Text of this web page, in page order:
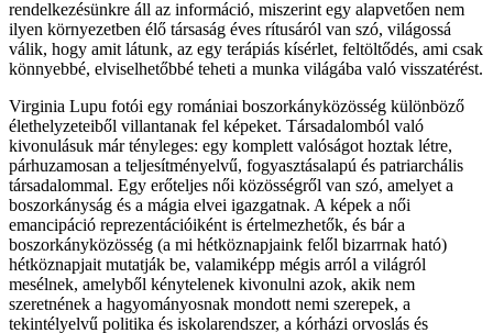
rendelkezésünkre áll az információ, miszerint egy alapvetően nem
ilyen környezetben élő társaság éves rítusáról van szó, világossá
válik, hogy amit látunk, az egy terápiás kísérlet, feltöltődés, ami csak
könnyebbé, elviselhetőbbé teheti a munka világába való visszatérést.
Virginia Lupu fotói egy romániai boszorkányközösség különböző
élethelyzeteiből villantanak fel képeket. Társadalomból való
kivonulásuk már tényleges: egy komplett valóságot hoztak létre,
párhuzamosan a teljesítményelvű, fogyasztásalapú és patriarchális
társadalommal. Egy erőteljes női közösségről van szó, amelyet a
boszorkányság és a mágia elvei igazgatnak. A képek a női
emancipáció reprezentációiként is értelmezhetők, és bár a
boszorkányközösség (a mi hétköznapjaink felől bizarrnak ható)
hétköznapjait mutatják be, valamiképp mégis arról a világról
mesélnek, amelyből kénytelenek kivonulni azok, akik nem
szeretnének a hagyományosnak mondott nemi szerepek, a
tekintélyelvű politika és iskolarendszer, a kórházi orvoslás és